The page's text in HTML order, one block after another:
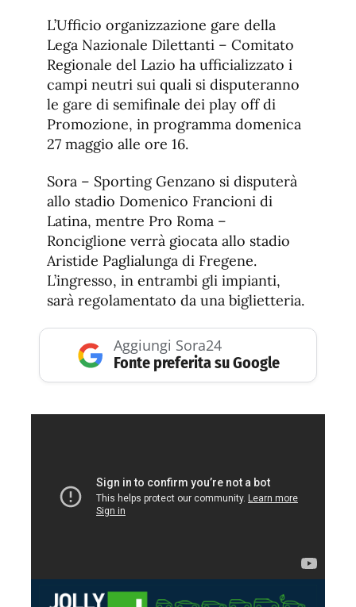
de
fuente
de
fuente.
L’Ufficio organizzazione gare della
Lega Nazionale Dilettanti – Comitato
Regionale del Lazio ha ufficializzato i
campi neutri sui quali si disputeranno
le gare di semifinale dei play off di
Promozione, in programma domenica
27 maggio alle ore 16.
Sora – Sporting Genzano si disputerà
allo stadio Domenico Francioni di
Latina, mentre Pro Roma –
Ronciglione verrà giocata allo stadio
Aristide Paglialunga di Fregene.
L’ingresso, in entrambi gli impianti,
sarà regolamentato da una biglietteria.
Aggiungi Sora24
Fonte preferita su Google